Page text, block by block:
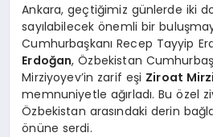
Ankara, geçtiğimiz günlerde iki
sayılabilecek önemli bir
Cumhurbaşkanı Recep Tayyip
Erdoğan, Özbekistan
Mirziyoyev’in zarif eşi Ziroat
memnuniyetle ağırladı. Bu özel
Özbekistan arasındaki derin
önüne serdi.